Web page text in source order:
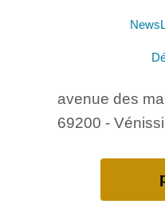
avenue des
69200 -